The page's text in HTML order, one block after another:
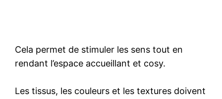
Cela permet de stimuler les sens tout en
rendant l’espace accueillant et cosy.
Les tissus, les couleurs et les textures doivent